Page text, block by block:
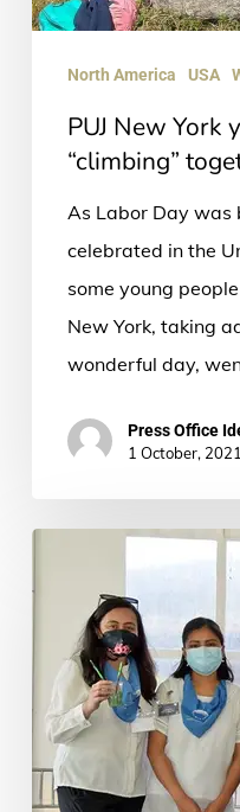
North America USA
PUJ New York
“climbing”
As Labor Day was
celebrated in the
some young
New York, taking
wonderful day,
Press Office
1 October, 2021
jóvenes
PUCE
de
Ibarra